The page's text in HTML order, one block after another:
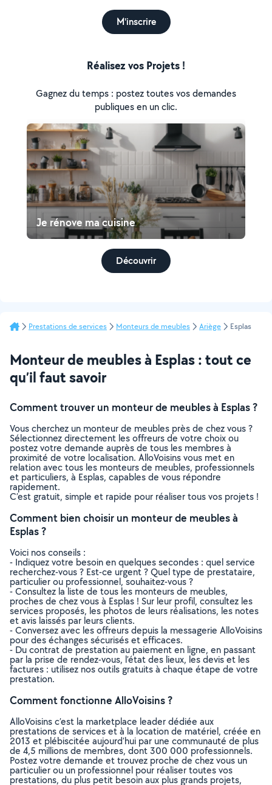
M'inscrire
Réalisez vos Projets !
Gagnez du temps : postez toutes vos demandes
publiques en un clic.
Je rénove ma cuisine
Découvrir
Prestations de services Monteurs de meubles Ariège Esplas
Monteur de meubles à Esplas : tout ce
qu’il faut savoir
Comment trouver un monteur de meubles à Esplas ?
Vous cherchez un monteur de meubles près de chez vous ?
Sélectionnez directement les offreurs de votre choix ou
postez votre demande auprès de tous les membres à
proximité de votre localisation. AlloVoisins vous met en
relation avec tous les monteurs de meubles, professionnels
et particuliers, à Esplas, capables de vous répondre
rapidement.
C’est gratuit, simple et rapide pour réaliser tous vos projets !
Comment bien choisir un monteur de meubles à
Esplas ?
Voici nos conseils :
- Indiquez votre besoin en quelques secondes : quel service
recherchez-vous ? Est-ce urgent ? Quel type de prestataire,
particulier ou professionnel, souhaitez-vous ?
- Consultez la liste de tous les monteurs de meubles,
proches de chez vous à Esplas ! Sur leur profil, consultez les
services proposés, les photos de leurs réalisations, les notes
et avis laissés par leurs clients.
- Conversez avec les offreurs depuis la messagerie AlloVoisins
pour des échanges sécurisés et efficaces.
- Du contrat de prestation au paiement en ligne, en passant
par la prise de rendez-vous, l’état des lieux, les devis et les
factures : utilisez nos outils gratuits à chaque étape de votre
prestation.
Comment fonctionne AlloVoisins ?
AlloVoisins c’est la marketplace leader dédiée aux
prestations de services et à la location de matériel, créée en
2013 et plébiscitée aujourd’hui par une communauté de plus
de 4,5 millions de membres, dont 300 000 professionnels.
Postez votre demande et trouvez proche de chez vous un
particulier ou un professionnel pour réaliser toutes vos
prestations, du plus petit besoin aux plus grands projets,